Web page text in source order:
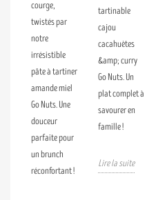
courge,
twistés par
notre
irrésistible
pâte à tartiner
amande miel
Go Nuts. Une
douceur
parfaite pour
un brunch
réconfortant !
tartinable
cajou
cacahuètes
&amp; curry
Go Nuts. Un
plat complet à
savourer en
famille !
Lire la suite